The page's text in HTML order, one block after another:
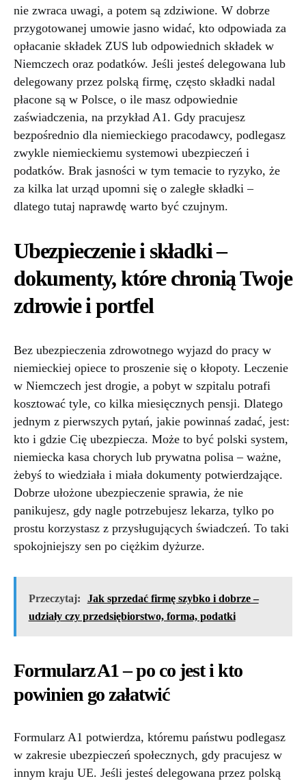
nie zwraca uwagi, a potem są zdziwione. W dobrze
przygotowanej umowie jasno widać, kto odpowiada za
opłacanie składek ZUS lub odpowiednich składek w
Niemczech oraz podatków. Jeśli jesteś delegowana lub
delegowany przez polską firmę, często składki nadal
płacone są w Polsce, o ile masz odpowiednie
zaświadczenia, na przykład A1. Gdy pracujesz
bezpośrednio dla niemieckiego pracodawcy, podlegasz
zwykle niemieckiemu systemowi ubezpieczeń i
podatków. Brak jasności w tym temacie to ryzyko, że
za kilka lat urząd upomni się o zaległe składki –
dlatego tutaj naprawdę warto być czujnym.
Ubezpieczenie i składki –
dokumenty, które chronią Twoje
zdrowie i portfel
Bez ubezpieczenia zdrowotnego wyjazd do pracy w
niemieckiej opiece to proszenie się o kłopoty. Leczenie
w Niemczech jest drogie, a pobyt w szpitalu potrafi
kosztować tyle, co kilka miesięcznych pensji. Dlatego
jednym z pierwszych pytań, jakie powinnaś zadać, jest:
kto i gdzie Cię ubezpiecza. Może to być polski system,
niemiecka kasa chorych lub prywatna polisa – ważne,
żebyś to wiedziała i miała dokumenty potwierdzające.
Dobrze ułożone ubezpieczenie sprawia, że nie
panikujesz, gdy nagle potrzebujesz lekarza, tylko po
prostu korzystasz z przysługujących świadczeń. To taki
spokojniejszy sen po ciężkim dyżurze.
Przeczytaj:
Jak sprzedać firmę szybko i dobrze –
udziały czy przedsiębiorstwo, forma, podatki
Formularz A1 – po co jest i kto
powinien go załatwić
Formularz A1 potwierdza, któremu państwu podlegasz
w zakresie ubezpieczeń społecznych, gdy pracujesz w
innym kraju UE. Jeśli jesteś delegowana przez polską